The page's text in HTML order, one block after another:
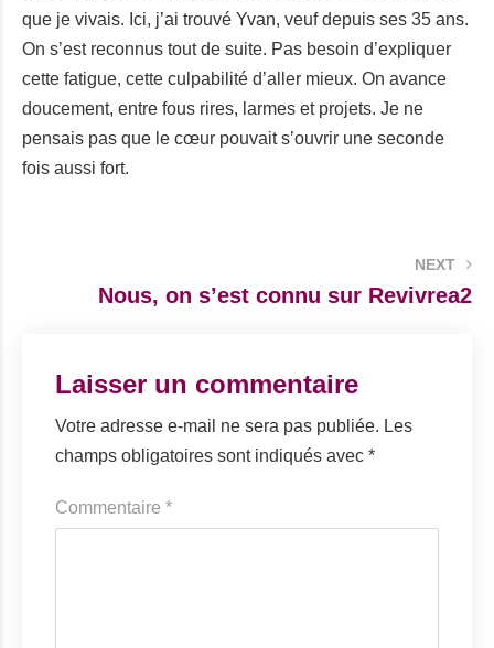
que je vivais. Ici, j’ai trouvé Yvan, veuf depuis ses 35 ans.
On s’est reconnus tout de suite. Pas besoin d’expliquer
cette fatigue, cette culpabilité d’aller mieux. On avance
doucement, entre fous rires, larmes et projets. Je ne
pensais pas que le cœur pouvait s’ouvrir une seconde
fois aussi fort.
NEXT
Nous, on s’est connu sur Revivrea2
Laisser un commentaire
Votre adresse e-mail ne sera pas publiée. Les
champs obligatoires sont indiqués avec *
Commentaire *